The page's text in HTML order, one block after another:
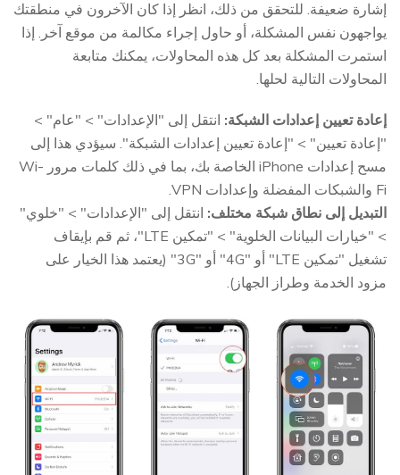
إشارة ضعيفة. للتحقق من ذلك، انظر إذا كان الآخرون في منطقتك
يواجهون نفس المشكلة، أو حاول إجراء مكالمة من موقع آخر. إذا
استمرت المشكلة بعد كل هذه المحاولات، يمكنك متابعة
المحاولات التالية لحلها.
إعادة تعيين إعدادات الشبكة: انتقل إلى "الإعدادات" > "عام" >
"إعادة تعيين" > "إعادة تعيين إعدادات الشبكة". سيؤدي هذا إلى
مسح إعدادات iPhone الخاصة بك، بما في ذلك كلمات مرور Wi-
Fi والشبكات المفضلة وإعدادات VPN.
التبديل إلى نطاق شبكة مختلف: انتقل إلى "الإعدادات" > "خلوي"
> "خيارات البيانات الخلوية" > "تمكين LTE"، ثم قم بإيقاف
تشغيل "تمكين LTE" أو "4G" أو "3G" (يعتمد هذا الخيار على
مزود الخدمة وطراز الجهاز).